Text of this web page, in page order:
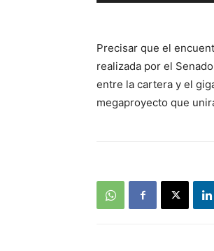
Precisar que el
realizada por el
entre la cartera y el
megaproyecto que